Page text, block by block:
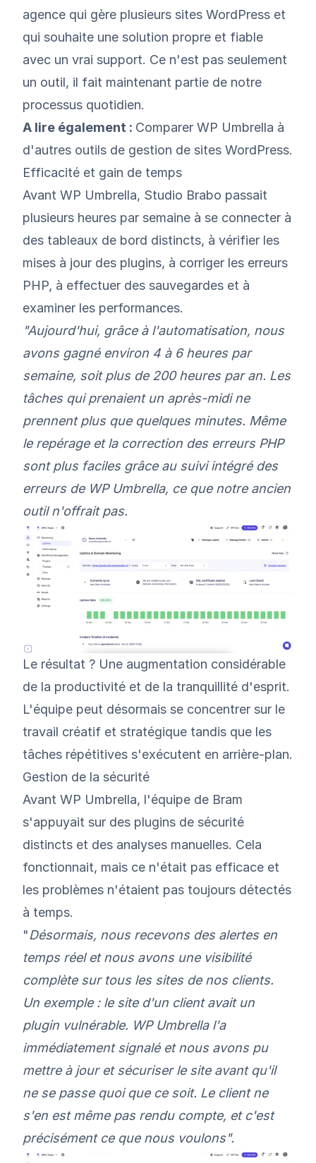
agence qui gère plusieurs sites WordPress et
qui souhaite une solution propre et fiable
avec un vrai support. Ce n'est pas seulement
un outil, il fait maintenant partie de notre
processus quotidien.
A lire également : Comparer WP Umbrella à
d'autres outils de gestion de sites WordPress.
Efficacité et gain de temps
Avant WP Umbrella, Studio Brabo passait
plusieurs heures par semaine à se connecter à
des tableaux de bord distincts, à vérifier les
mises à jour des plugins, à corriger les erreurs
PHP, à effectuer des sauvegardes et à
examiner les performances.
"Aujourd'hui, grâce à l'automatisation, nous
avons gagné environ 4 à 6 heures par
semaine, soit plus de 200 heures par an. Les
tâches qui prenaient un après-midi ne
prennent plus que quelques minutes. Même
le repérage et la correction des erreurs PHP
sont plus faciles grâce au suivi intégré des
erreurs de WP Umbrella, ce que notre ancien
outil n'offrait pas.
Le résultat ? Une augmentation considérable
de la productivité et de la tranquillité d'esprit.
L'équipe peut désormais se concentrer sur le
travail créatif et stratégique tandis que les
tâches répétitives s'exécutent en arrière-plan.
Gestion de la sécurité
Avant WP Umbrella, l'équipe de Bram
s'appuyait sur des plugins de sécurité
distincts et des analyses manuelles. Cela
fonctionnait, mais ce n'était pas efficace et
les problèmes n'étaient pas toujours détectés
à temps.
"Désormais, nous recevons des alertes en
temps réel et nous avons une visibilité
complète sur tous les sites de nos clients.
Un exemple : le site d'un client avait un
plugin vulnérable. WP Umbrella l'a
immédiatement signalé et nous avons pu
mettre à jour et sécuriser le site avant qu'il
ne se passe quoi que ce soit. Le client ne
s'en est même pas rendu compte, et c'est
précisément ce que nous voulons".